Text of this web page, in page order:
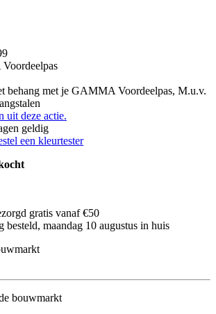
behang met je GAMMA Voordeelpas, M.u.v.
uit deze actie.
geldig
een kleurtester
gratis vanaf €50
besteld, maandag 10 augustus in huis
bouwmarkt